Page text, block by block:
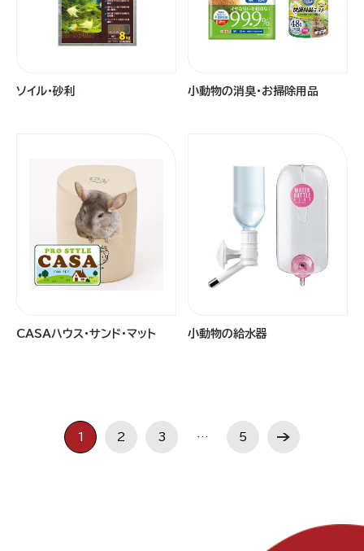
ソイル・砂利 小動物の消臭・お掃除用品
CASAハウス・サンド・マット 小動物の給水器
1 2 3 … 5